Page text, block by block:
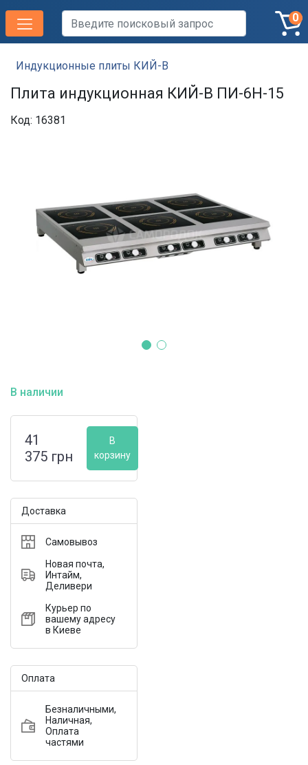
0
Индукционные плиты КИЙ-В
Плита индукционная КИЙ-В ПИ-6Н-15
Код: 16381
В наличии
41
375 грн
В
корзину
Доставка
Самовывоз
Новая почта,
Интайм,
Деливери
Курьер по
вашему адресу
в Киеве
Оплата
Безналичными,
Наличная,
Оплата
частями